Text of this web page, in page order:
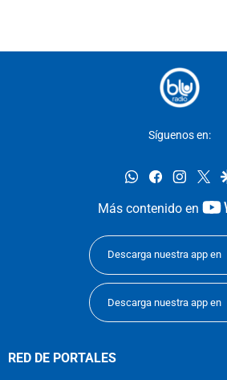
Síguenos en:
whatsappfacebook
Más contenido en
Descarga nuestra app en
Descarga nuestra app en
RED DE PORTALES